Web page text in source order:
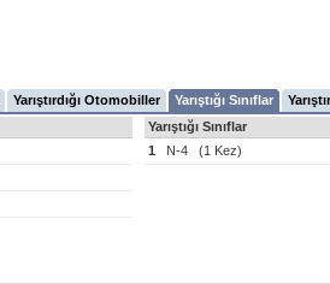
Yarıştırdığı Otomobiller Yarıştığı Sınıflar
Yarıştığı Sınıflar
1
N-4 (1 Kez)